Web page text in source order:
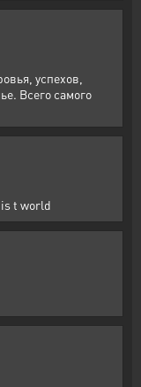
успехов,
Всего самого
t world